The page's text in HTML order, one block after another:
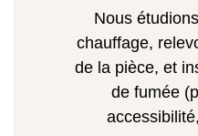
Nous
chauffage,
de la pièce, et
de fumée